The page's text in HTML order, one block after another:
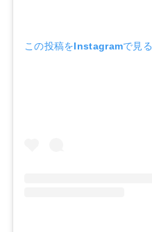
この投稿をInstagramで見る